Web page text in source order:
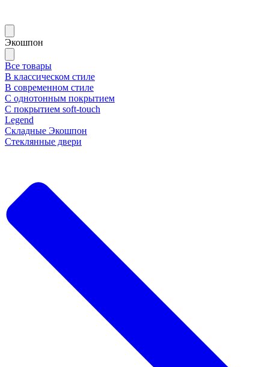
Экошпон
Все товары
В классическом стиле
В современном стиле
С однотонным покрытием
С покрытием soft-touch
Legend
Складные Экошпон
Стеклянные двери